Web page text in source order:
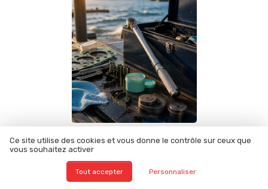
Guides d'Installation et de Réparation • 03/07/2026
Clé dynamométrique : quelle plage choisir
pour quelle intervention, et la fourchette
Ce site utilise des cookies et vous donne le contrôle sur ceux que
vous souhaitez activer
Tout accepter Personnaliser